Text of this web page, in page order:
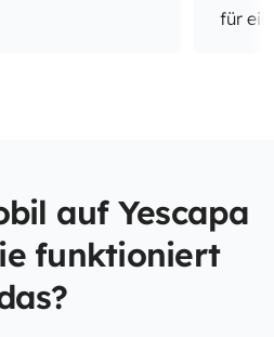
für
auf Yescapa
funktioniert